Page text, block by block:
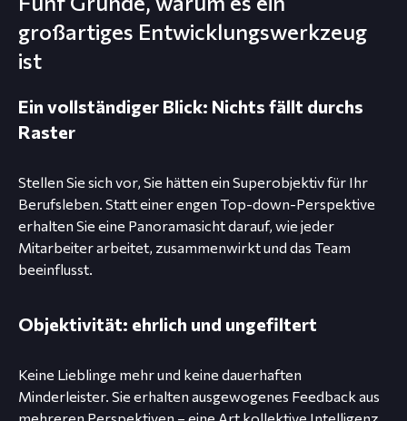
großartiges Entwicklungswerkzeug
ist
Ein vollständiger Blick: Nichts fällt durchs
Raster
Stellen Sie sich vor, Sie hätten ein Superobjektiv für Ihr
Berufsleben. Statt einer engen Top-down-Perspektive
erhalten Sie eine Panoramasicht darauf, wie jeder
Mitarbeiter arbeitet, zusammenwirkt und das Team
beeinflusst.
Objektivität: ehrlich und ungefiltert
Keine Lieblinge mehr und keine dauerhaften
Minderleister. Sie erhalten ausgewogenes Feedback aus